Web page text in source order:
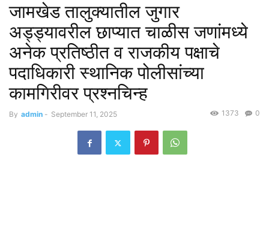
जामखेड तालुक्यातील जुगार
अड्ड्यावरील छाप्यात चाळीस जणांमध्ये
अनेक प्रतिष्ठीत व राजकीय पक्षाचे
पदाधिकारी स्थानिक पोलीसांच्या
कामगिरीवर प्रश्नचिन्ह
By admin - September 11, 2025 0
1373